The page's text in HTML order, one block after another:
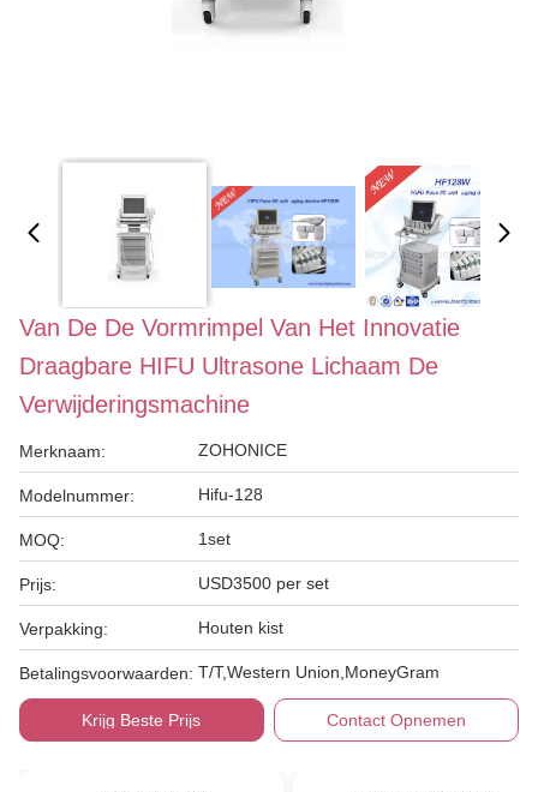
Van De De Vormrimpel Van Het Innovatie
Draagbare HIFU Ultrasone Lichaam De
Verwijderingsmachine
Merknaam: ZOHONICE
Modelnummer: Hifu-128
MOQ: 1set
Prijs: USD3500 per set
Verpakking: Houten kist
Betalingsvoorwaarden: T/T,Western Union,MoneyGram
Krijg Beste Prijs Contact Opnemen